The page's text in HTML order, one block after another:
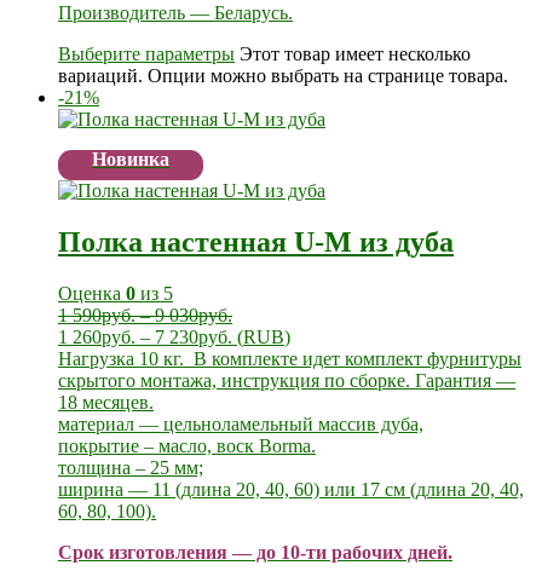
Производитель — Беларусь.
Выберите параметры Этот товар имеет несколько
вариаций. Опции можно выбрать на странице товара.
-21%
Новинка
Полка настенная U-M из дуба
Оценка 0 из 5
1 590руб.–9 030руб.
1 260руб. – 7 230руб. (RUB)
Нагрузка 10 кг. В комплекте идет комплект фурнитуры
скрытого монтажа, инструкция по сборке. Гарантия —
18 месяцев.
материал — цельноламельный массив дуба,
покрытие – масло, воск Borma.
толщина – 25 мм;
ширина — 11 (длина 20, 40, 60) или 17 см (длина 20, 40,
60, 80, 100).
Срок изготовления — до 10-ти рабочих дней.